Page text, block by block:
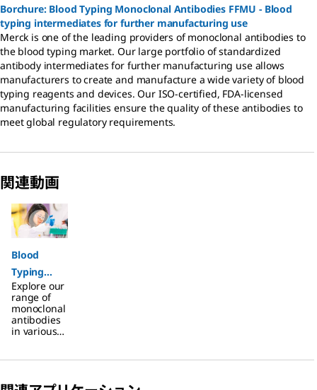
Borchure: Blood Typing Monoclonal Antibodies FFMU - Blood
typing intermediates for further manufacturing use
Merck is one of the leading providers of monoclonal antibodies to
the blood typing market. Our large portfolio of standardized
antibody intermediates for further manufacturing use allows
manufacturers to create and manufacture a wide variety of blood
typing reagents and devices. Our ISO-certified, FDA-licensed
manufacturing facilities ensure the quality of these antibodies to
meet global regulatory requirements.
関連動画
Blood
Typing
Monoclonal
Antibodies
Explore our
range of
monoclonal
antibodies
in various
d